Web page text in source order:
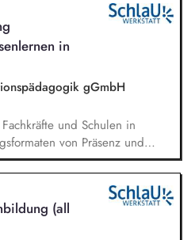
in
gGmbH
und Schulen in
von Präsenz und
Tagen und erstellst
Plattform schlau-lernen.org.
liegen dabei auf den
und
(all